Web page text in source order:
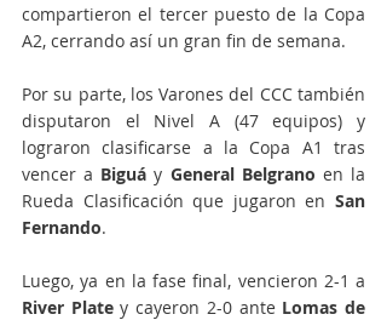
compartieron el tercer puesto de la Copa
A2, cerrando así un gran fin de semana.
Por su parte, los Varones del CCC también
disputaron el Nivel A (47 equipos) y
lograron clasificarse a la Copa A1 tras
vencer a Biguá y General Belgrano en la
Rueda Clasificación que jugaron en San
Fernando.
River Plate y cayeron 2-0 ante Lomas de